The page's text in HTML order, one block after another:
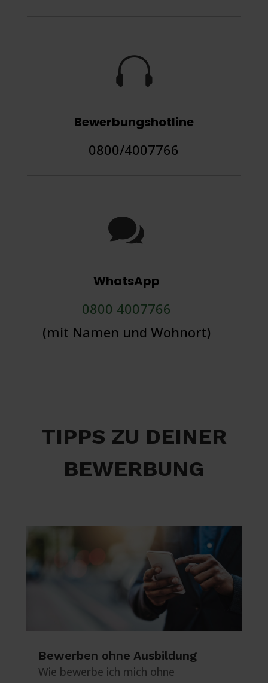

Bewerbungshotline
0800/4007766

WhatsApp
0800 4007766
(mit Namen und Wohnort)
TIPPS ZU DEINER
BEWERBUNG
Bewerben ohne Ausbildung
Wie bewerbe ich mich ohne